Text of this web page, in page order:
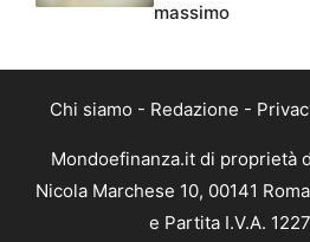
massimo
Chi siamo - Redazione -
Mondoefinanza.it di proprietà
Nicola Marchese 10, 00141
e Partita I.V.A.